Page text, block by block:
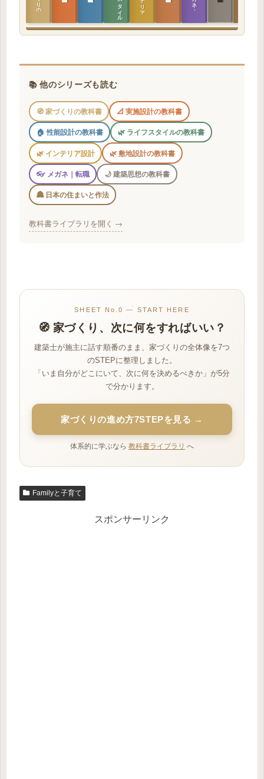
📚 他のシリーズも読む
🧭 家づくりの教科書 📐 実施設計の教科書
🏠 性能設計の教科書 🌿 ライフスタイルの教科書
🌿 インテリア設計 🌿 敷地設計の教科書
👓 メガネ｜転職 🌙 建築思想の教科書
🏯 日本の住まいと作法
教科書ライブラリを開く →
SHEET No.0 — START HERE
🧭 家づくり、次に何をすればいい？
建築士が施主に話す順番のまま、家づくりの全体像を7つ
のSTEPに整理しました。
「いま自分がどこにいて、次に何を決めるべきか」が5分
で分かります。
家づくりの進め方7STEPを見る →
体系的に学ぶなら 教科書ライブラリ へ
Familyと子育て
スポンサーリンク